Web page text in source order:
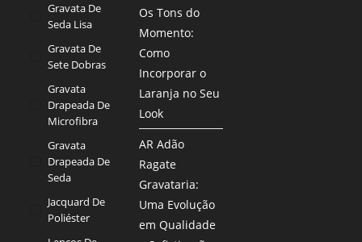
Gravata De
Seda Lisa
Gravata De
Sete Dobras
Gravata
Drapeada De
Microfibra
Gravata
Drapeada De
Seda
Jacquard De
Poliéster
Os Tons do
Momento:
Como
Incorporar o
Laranja no Seu
Look
AR Adão
Ragate
Gravataria:
Uma Evolução
em Qualidade